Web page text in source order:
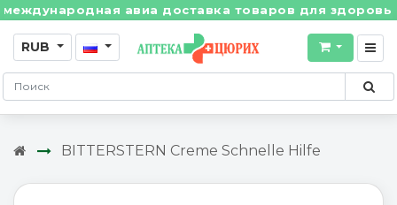
авиа доставка товаров для здоровья
RUB
BITTERSTERN Creme Schnelle Hilfe